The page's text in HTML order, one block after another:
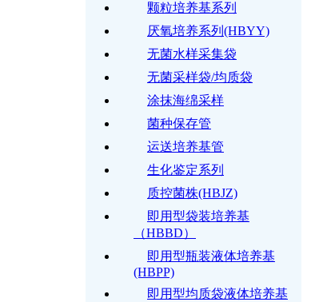
颗粒培养基系列
厌氧培养系列(HBYY)
无菌水样采集袋
无菌采样袋/均质袋
涂抹海绵采样
菌种保存管
运送培养基管
生化鉴定系列
质控菌株(HBJZ)
即用型袋装培养基
（HBBD）
即用型瓶装液体培养基
(HBPP)
即用型均质袋液体培养基